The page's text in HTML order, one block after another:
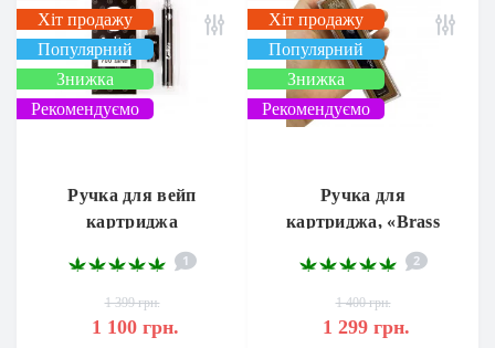
Хіт продажу
Популярний
Знижка
Рекомендуємо
Ручка для вейп
картриджа
1
1 399 грн.
1 100 грн.
Хіт продажу
Популярний
Знижка
Рекомендуємо
Ручка для
картриджа, «Brass
2
1 400 грн.
1 299 грн.